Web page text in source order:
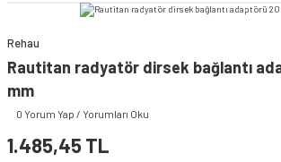
Rehau
Rautitan radyatör dirsek bağlantı
mm
0 Yorum Yap / Yorumları Oku
1.485,45 TL